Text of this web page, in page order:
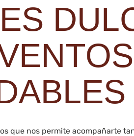
que nos permite acompañarte